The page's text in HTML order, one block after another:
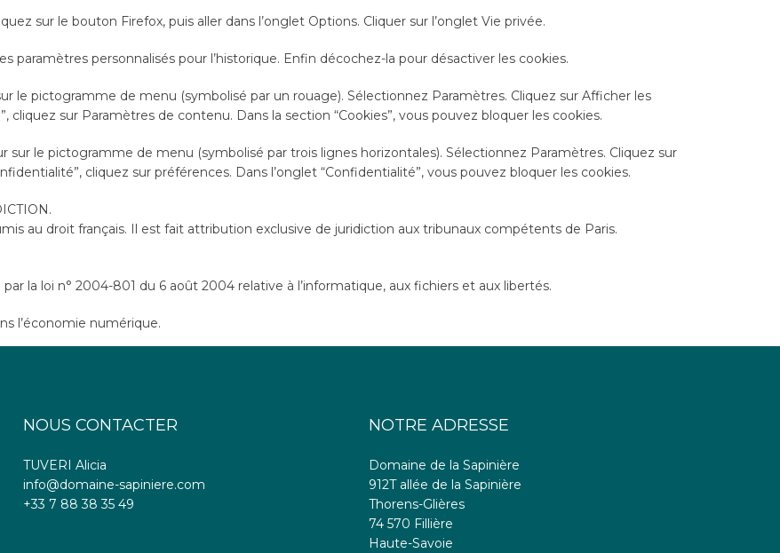
sur le bouton Firefox, puis aller dans l’onglet Options. Cliquer sur l’onglet Vie privée.
paramètres personnalisés pour l’historique. Enfin décochez-la pour désactiver les cookies.
le pictogramme de menu (symbolisé par un rouage). Sélectionnez Paramètres. Cliquez sur Afficher les
cliquez sur Paramètres de contenu. Dans la section “Cookies”, vous pouvez bloquer les cookies.
sur le pictogramme de menu (symbolisé par trois lignes horizontales). Sélectionnez Paramètres. Cliquez sur
cliquez sur préférences. Dans l’onglet “Confidentialité”, vous pouvez bloquer les cookies.
au droit français. Il est fait attribution exclusive de juridiction aux tribunaux compétents de Paris.
la loi n° 2004-801 du 6 août 2004 relative à l’informatique, aux fichiers et aux libertés.
l’économie numérique.
NOUS CONTACTER
TUVERI Alicia
info@domaine-sapiniere.com
+33 7 88 38 35 49
NOTRE ADRESSE
Domaine de la Sapinière
912T allée de la Sapinière
Thorens-Glières
74 570 Fillière
Haute-Savoie